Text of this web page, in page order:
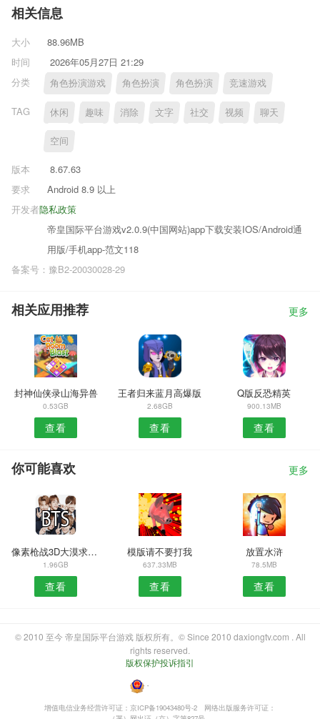
相关信息
大小
88.96MB
时间
2026年05月27日 21:29
分类
角色扮演游戏 角色扮演 角色扮演 竞速游戏
TAG 休闲 趣味 消除 文字 社交 视频 聊天
空间
版本
8.67.63
要求
Android 8.9 以上
隐私政策
开发者
帝皇国际平台游戏v2.0.9(中国网站)app下载安装IOS/Android通
用版/手机app-范文118
备案号：豫B2-20030028-29
相关应用推荐 更多
封神仙侠录山海异兽
0.53GB
查看
王者归来蓝月高爆版
2.68GB
查看
Q版反恐精英
900.13MB
查看
你可能喜欢 更多
像素枪战3D大漠求生游戏
1.96GB
查看
模版请不要打我
637.33MB
查看
放置水浒
78.5MB
查看
© 2010 至今 帝皇国际平台游戏 版权所有。© Since 2010 daxiongtv.com . All
rights reserved.
版权保护投诉指引
・
增值电信业务经营许可证：京ICP备19043480号-2
网络出版服务许可证：